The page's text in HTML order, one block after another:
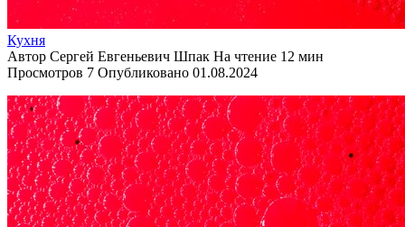
Кухня
Автор Сергей Евгеньевич Шпак На чтение 12 мин
Просмотров 7 Опубликовано 01.08.2024